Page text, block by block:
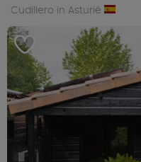
Cudillero in Asturië